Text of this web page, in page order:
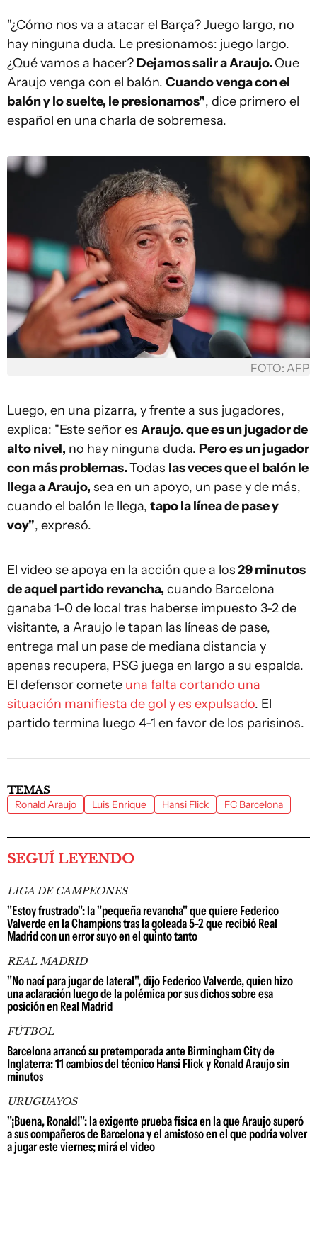
"¿Cómo nos va a atacar el Barça? Juego largo, no
hay ninguna duda. Le presionamos: juego largo.
¿Qué vamos a hacer? Dejamos salir a Araujo. Que
Araujo venga con el balón. Cuando venga con el
balón y lo suelte, le presionamos", dice primero el
español en una charla de sobremesa.
FOTO: AFP
Luego, en una pizarra, y frente a sus jugadores,
explica: "Este señor es Araujo. que es un jugador de
alto nivel, no hay ninguna duda. Pero es un jugador
con más problemas.Todas las veces que el balón le
llega a Araujo, sea en un apoyo, un pase y de más,
cuando el balón le llega, tapo la línea de pase y
voy", expresó.
El video se apoya en la acción que a los29 minutos
de aquel partido revancha, cuando Barcelona
ganaba 1-0 de local tras haberse impuesto 3-2 de
visitante, a Araujo le tapan las líneas de pase,
entrega mal un pase de mediana distancia y
apenas recupera, PSG juega en largo a su espalda.
El defensor comete una falta cortando una
situación manifiesta de gol y es expulsado. El
partido termina luego 4-1 en favor de los parisinos.
TEMAS
Ronald Araujo Luis Enrique Hansi Flick FC Barcelona
SEGUÍ LEYENDO
LIGA DE CAMPEONES
"Estoy frustrado": la "pequeña revancha" que quiere Federico
Valverde en la Champions tras la goleada 5-2 que recibió Real
Madrid con un error suyo en el quinto tanto
REAL MADRID
"No nací para jugar de lateral", dijo Federico Valverde, quien hizo
una aclaración luego de la polémica por sus dichos sobre esa
posición en Real Madrid
FÚTBOL
Barcelona arrancó su pretemporada ante Birmingham City de
Inglaterra: 11 cambios del técnico Hansi Flick y Ronald Araujo sin
minutos
URUGUAYOS
"¡Buena, Ronald!": la exigente prueba física en la que Araujo superó
a sus compañeros de Barcelona y el amistoso en el que podría volver
a jugar este viernes; mirá el video